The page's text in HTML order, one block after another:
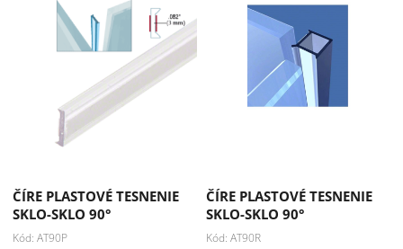
ČÍRE PLASTOVÉ TESNENIE
SKLO-SKLO 90°
Kód: AT90P
ČÍRE PLASTOVÉ TESNENIE
SKLO-SKLO 90°
Kód: AT90R